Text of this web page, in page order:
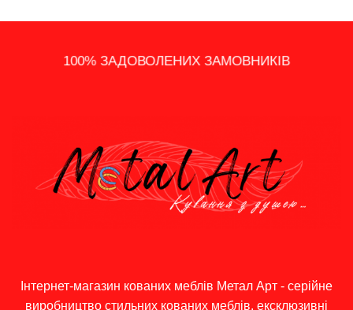
100% ЗАДОВОЛЕНИХ ЗАМОВНИКІВ
ІНДИВІДУАЛЬНИЙ ПІДХІД
ШВИДКА ДОСТАВКА ПО УКРАЇНІ
ПОДАРУНКИ, АКЦІЇ ТА ЗНИЖКИ
Інтернет-магазин кованих меблів Метал Арт - серійне
виробництво стильних кованих меблів, ексклюзивні